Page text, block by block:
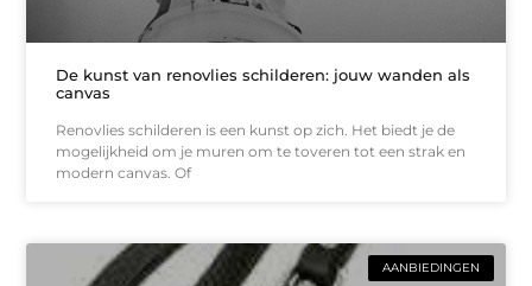
De kunst van renovlies schilderen: jouw wanden als
canvas
Renovlies schilderen is een kunst op zich. Het biedt je de
mogelijkheid om je muren om te toveren tot een strak en
modern canvas. Of
AANBIEDINGEN